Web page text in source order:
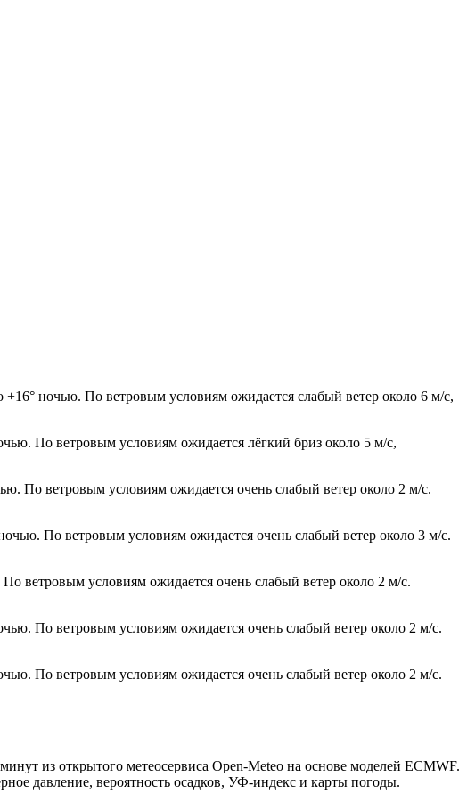
ночью. По ветровым условиям ожидается слабый ветер около 6 м/с,
По ветровым условиям ожидается лёгкий бриз около 5 м/с,
По ветровым условиям ожидается очень слабый ветер около 2 м/с.
По ветровым условиям ожидается очень слабый ветер около 3 м/с.
ветровым условиям ожидается очень слабый ветер около 2 м/с.
По ветровым условиям ожидается очень слабый ветер около 2 м/с.
По ветровым условиям ожидается очень слабый ветер около 2 м/с.
из открытого метеосервиса Open-Meteo на основе моделей ECMWF.
давление, вероятность осадков, УФ-индекс и карты погоды.